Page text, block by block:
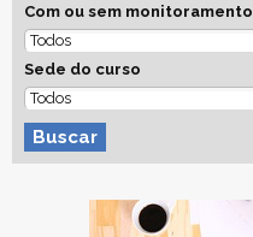
Com ou sem monitoramento
Sede do curso
Buscar